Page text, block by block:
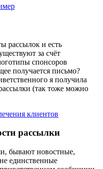
рассылок и есть
за счёт
спонсоров
получается письмо?
я получила
(так тоже можно
рассылки
бывают новостные,
единственные